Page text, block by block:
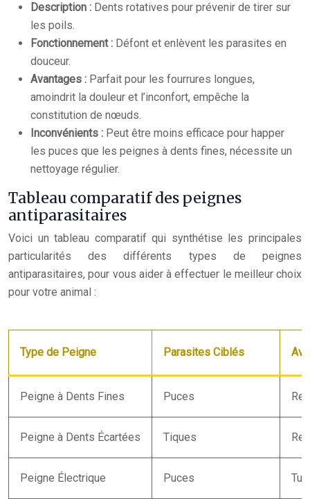
Description : Dents rotatives pour prévenir de tirer sur
les poils.
Fonctionnement : Défont et enlèvent les parasites en
douceur.
Avantages : Parfait pour les fourrures longues,
amoindrit la douleur et l’inconfort, empêche la
constitution de nœuds.
Inconvénients : Peut être moins efficace pour happer
les puces que les peignes à dents fines, nécessite un
nettoyage régulier.
Tableau comparatif des peignes
antiparasitaires
Voici un tableau comparatif qui synthétise les principales
particularités des différents types de peignes
antiparasitaires, pour vous aider à effectuer le meilleur choix
pour votre animal :
Type de Peigne Parasites Ciblés
Peigne à Dents Fines Puces
Peigne à Dents Écartées Tiques
Peigne Électrique Puces